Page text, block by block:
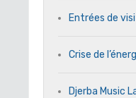
Entrées de
Crise de
Djerba Music